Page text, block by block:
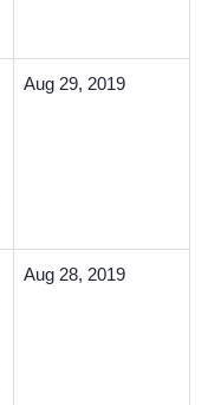
Aug 29, 2019
Aug 28, 2019